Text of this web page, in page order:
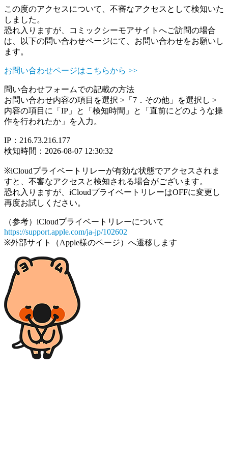
この度のアクセスについて、不審なアクセスとして検知いた
しました。
恐れ入りますが、コミックシーモアサイトへご訪問の場合
は、以下の問い合わせページにて、お問い合わせをお願いし
ます。
お問い合わせページはこちらから >>
問い合わせフォームでの記載の方法
お問い合わせ内容の項目を選択 >「7．その他」を選択し >
内容の項目に「IP」と「検知時間」と「直前にどのような操
作を行われたか」を入力。
IP：216.73.216.177
検知時間：2026-08-07 12:30:32
※iCloudプライベートリレーが有効な状態でアクセスされま
すと、不審なアクセスと検知される場合がございます。
恐れ入りますが、iCloudプライベートリレーはOFFに変更し
再度お試しください。
（参考）iCloudプライベートリレーについて
https://support.apple.com/ja-jp/102602
※外部サイト（Apple様のページ）へ遷移します